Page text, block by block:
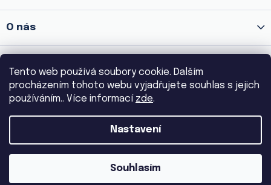
Tento web používá soubory cookie. Dalším
procházením tohoto webu vyjadřujete souhlas s jejich
používáním.. Více informací zde.
Nastavení
Souhlasím
O nás
Prodejna Praha 3 - Žižkov
VENTILA.CZ . Všechna práva vyhrazena.